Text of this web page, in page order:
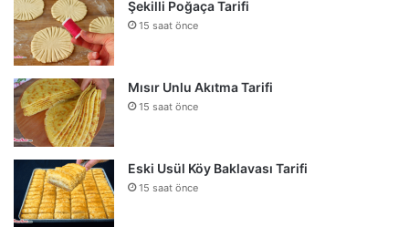
Şekilli Poğaça Tarifi
15 saat önce
Mısır Unlu Akıtma Tarifi
15 saat önce
Eski Usül Köy Baklavası Tarifi
15 saat önce